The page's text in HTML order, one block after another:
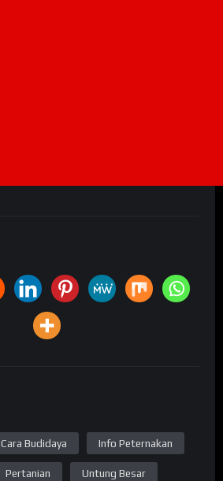
Cara Budidaya Info Peternakan
Pertanian Untung Besar